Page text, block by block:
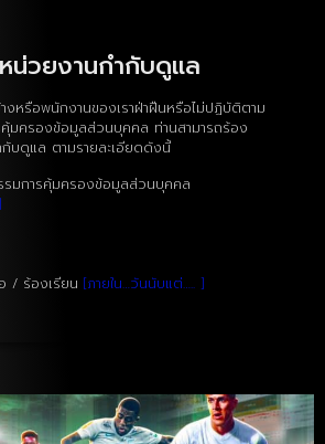
น่วยงานกำกับดูแล
งหรือพนักงานของเราฝ่าฝืนหรือไม่ปฏิบัติตาม
มครองข้อมูลส่วนบุคคล ท่านสามารถร้อง
บดูแล ตามรายละเอียดดังนี้
รมการคุ้มครองข้อมูลส่วนบุคคล
/ ร้องเรียน [ภายใน…วันนับแต่….. ]